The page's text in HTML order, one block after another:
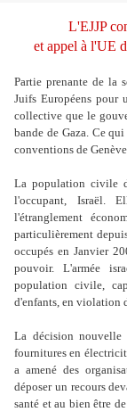
L'EJJP
et appel à l'UE
Partie prenante de la
Juifs Européens pour
collective que le
bande de Gaza. Ce
conventions de
La population civile
l'occupant, Israël.
l'étranglement
particulièrement
occupés en Janvier
pouvoir. L'armée
population civile,
d'enfants, en violation
La décision nouvelle
fournitures en
a amené des
déposer un recours
santé et au bien être